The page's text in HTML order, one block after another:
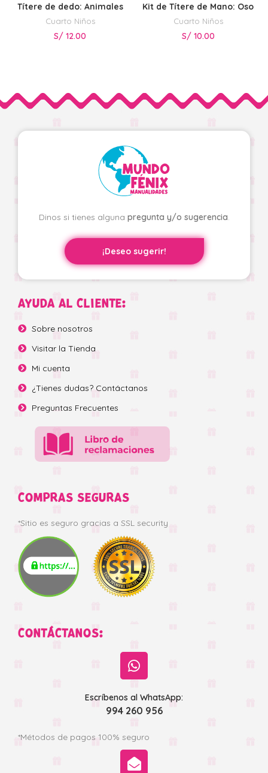
Títere de dedo: Animales
Cuarto Niños
S/ 12.00
Kit de Títere de Mano: Oso
Cuarto Niños
S/10.00
Dinos si tienes alguna pregunta y/o sugerencia.
¡Deseo sugerir!
AYUDA AL CLIENTE:
Sobre nosotros
Visitar la Tienda
Mi cuenta
¿Tienes dudas? Contáctanos
Preguntas Frecuentes
COMPRAS SEGURAS
*Sitio es seguro gracias a SSL security
CONTÁCTANOS:
Escríbenos al WhatsApp:
994 260 956
*Métodos de pagos 100% seguro